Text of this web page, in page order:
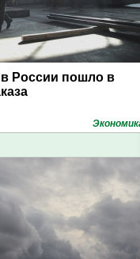
России пошло в